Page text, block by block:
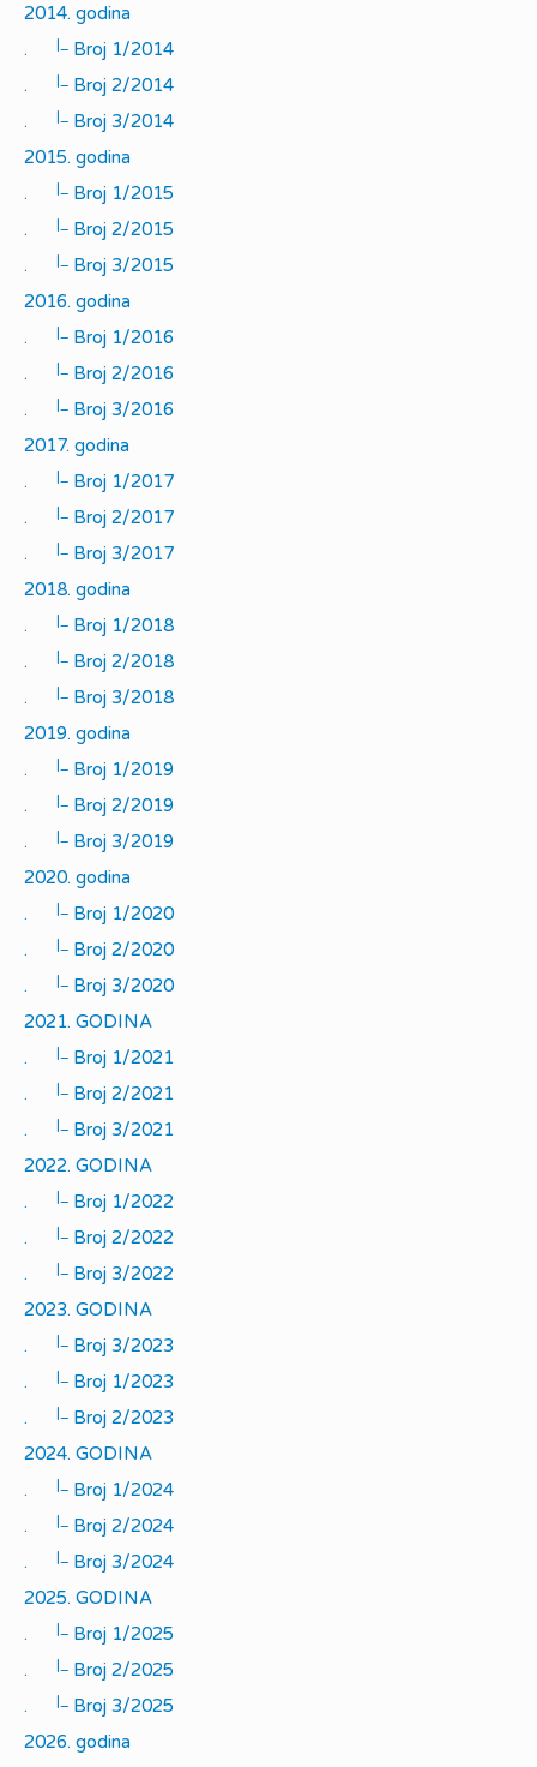
2014. godina
.
|_
Broj 1/2014
.
|_
Broj 2/2014
.
|_
Broj 3/2014
2015. godina
.
|_
Broj 1/2015
.
|_
Broj 2/2015
.
|_
Broj 3/2015
2016. godina
.
|_
Broj 1/2016
.
|_
Broj 2/2016
.
|_
Broj 3/2016
2017. godina
.
|_
Broj 1/2017
.
|_
Broj 2/2017
.
|_
Broj 3/2017
2018. godina
.
|_
Broj 1/2018
.
|_
Broj 2/2018
.
|_
Broj 3/2018
2019. godina
.
|_
Broj 1/2019
.
|_
Broj 2/2019
.
|_
Broj 3/2019
2020. godina
.
|_
Broj 1/2020
.
|_
Broj 2/2020
.
|_
Broj 3/2020
2021. GODINA
.
|_
Broj 1/2021
.
|_
Broj 2/2021
.
|_
Broj 3/2021
2022. GODINA
.
|_
Broj 1/2022
.
|_
Broj 2/2022
.
|_
Broj 3/2022
2023. GODINA
.
|_
Broj 3/2023
.
|_
Broj 1/2023
.
|_
Broj 2/2023
2024. GODINA
.
|_
Broj 1/2024
.
|_
Broj 2/2024
.
|_
Broj 3/2024
2025. GODINA
.
|_
Broj 1/2025
.
|_
Broj 2/2025
.
|_
Broj 3/2025
2026. godina